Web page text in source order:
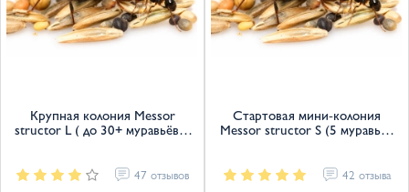
Крупная колония Messor
structor L ( до 30+ муравьёв +
47 отзывов
Стартовая мини-колония
Messor structor S (5 муравьёв
42 отзыва